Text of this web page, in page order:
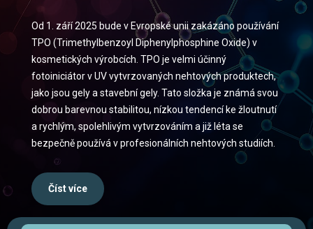
Od 1. září 2025 bude v Evropské unii zakázáno používání
TPO (Trimethylbenzoyl Diphenylphosphine Oxide) v
kosmetických výrobcích. TPO je velmi účinný
fotoiniciátor v UV vytvrzovaných nehtových produktech,
jako jsou gely a stavební gely. Tato složka je známá svou
dobrou barevnou stabilitou, nízkou tendencí ke žloutnutí
a rychlým, spolehlivým vytvrzováním a již léta se
bezpečně používá v profesionálních nehtových studiích.
Číst více